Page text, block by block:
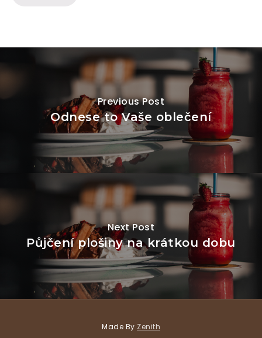
Previous Post
Odnese to Vaše oblečení
Next Post
Půjčení plošiny na krátkou dobu
Made By Zenith